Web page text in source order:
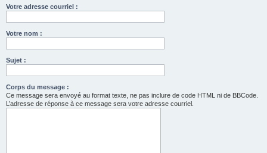
Votre adresse courriel :
Votre nom :
Sujet :
Corps du message :
Ce message sera envoyé au format texte, ne pas inclure de code HTML ni de BBCode.
L’adresse de réponse à ce message sera votre adresse courriel.